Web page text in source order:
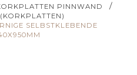
PINNWAND /
SELBSTKLEBENDE